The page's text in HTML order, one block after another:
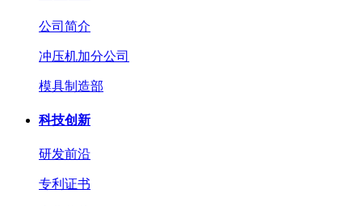
公司简介
冲压机加分公司
模具制造部
科技创新
研发前沿
专利证书